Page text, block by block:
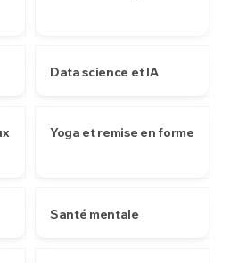
Data science et IA
Yoga et remise en forme
Santé mentale